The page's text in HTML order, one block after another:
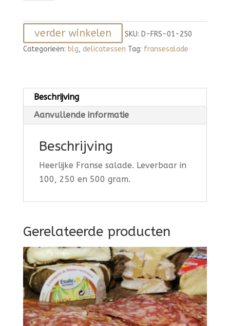
verder winkelen SKU: D-FRS-01-250
Categorieën: blg, delicatessen Tag: fransesalade
Beschrijving
Aanvullende informatie
Beschrijving
Heerlijke Franse salade. Leverbaar in
100, 250 en 500 gram.
Gerelateerde producten